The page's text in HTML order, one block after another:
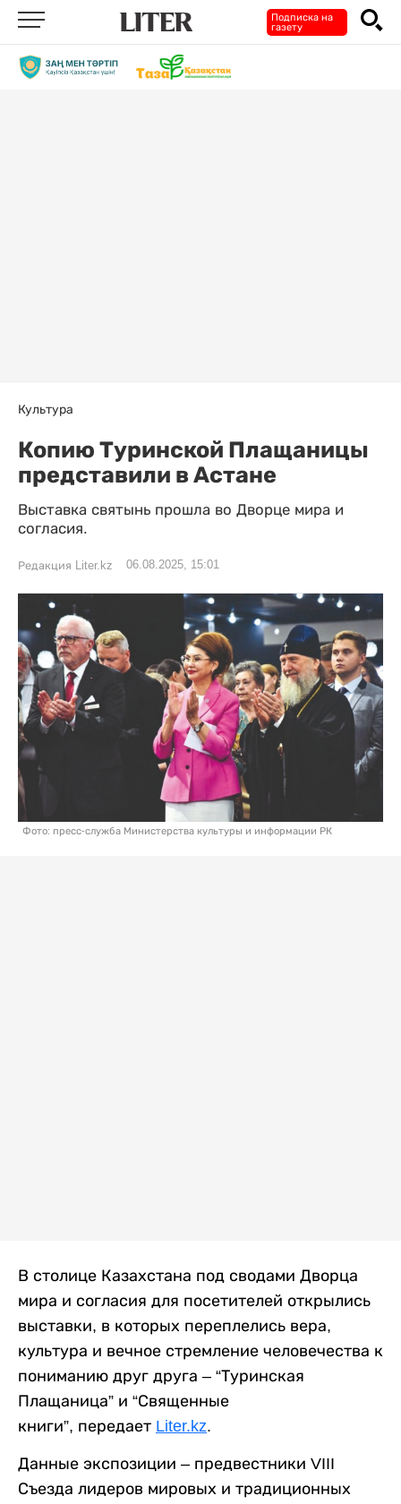
Подписка на
газету
Культура
Копию Туринской Плащаницы
представили в Астане
Выставка святынь прошла во Дворце мира и
согласия.
Редакция Liter.kz 06.08.2025, 15:01
Фото: пресс-служба Министерства культуры и информации РК
В столице Казахстана под сводами Дворца
мира и согласия для посетителей открылись
выставки, в которых переплелись вера,
культура и вечное стремление человечества к
пониманию друг друга – “Туринская
Плащаница” и “Священные
книги”, передает Liter.kz.
Данные экспозиции – предвестники VIII
Съезда лидеров мировых и традиционных